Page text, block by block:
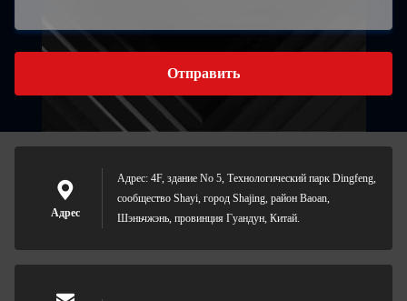
Отправить
Адрес
Адрес: 4F, здание No 5, Технологический парк Dingfeng,
сообщество Shayi, город Shajing, район Baoan,
Шэньчжэнь, провинция Гуандун, Китай.